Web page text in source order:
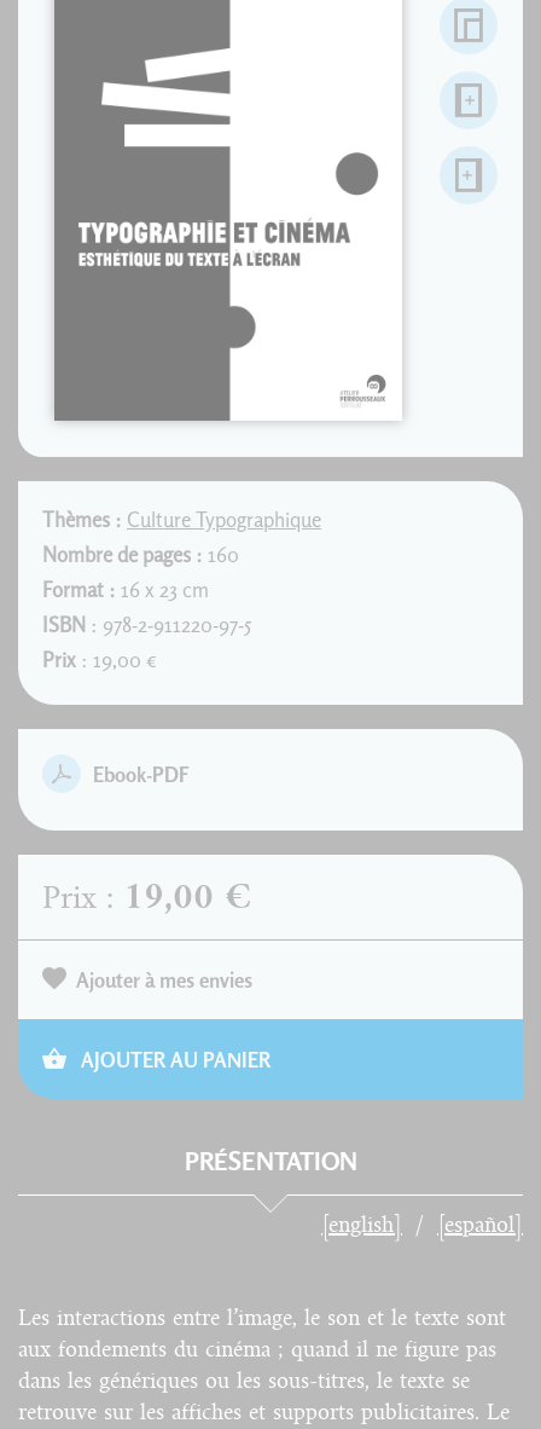
Thèmes : Culture Typographique
Nombre de pages : 160
Format : 16 x 23 cm
ISBN : 978-2-911220-97-5
Prix : 19,00 €
Ebook-PDF
Prix : 19,00 €
Ajouter à mes envies
AJOUTER AU PANIER
PRÉSENTATION
[english] [español]
Les interactions entre l’image, le son et le texte sont
aux fondements du cinéma ; quand il ne figure pas
dans les génériques ou les sous-titres, le texte se
retrouve sur les affiches et supports publicitaires. Le